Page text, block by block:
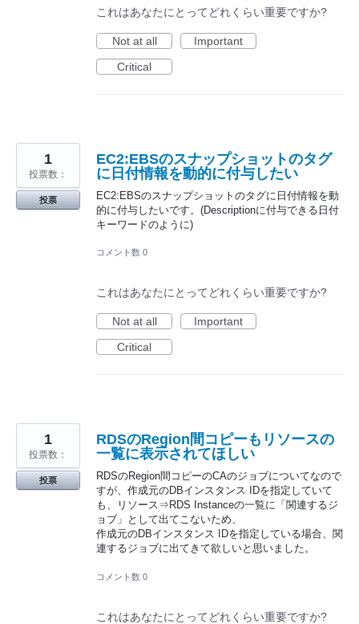
これはあなたにとってどれくらい重要ですか?
Not at all
Important
Critical
EC2:EBSのスナップショットのタグ
に日付情報を動的に付与したい
EC2:EBSのスナップショットのタグに日付情報を動
的に付与したいです。(Descriptionに付与できる日付
キーワードのように)
1
投票数：
投票
コメント数 0
これはあなたにとってどれくらい重要ですか?
Not at all
Important
Critical
RDSのRegion間コピーもリソースの
一覧に表示されてほしい
RDSのRegion間コピーのCAのジョブについてなので
すが、作成元のDBインスタンス IDを指定していて
も、リソース⇒RDS Instanceの一覧に「関連するジ
ョブ」として出てこないため、
作成元のDBインスタンス IDを指定している場合、関
連するジョブに出てきて欲しいと思いました。
1
投票数：
投票
コメント数 0
これはあなたにとってどれくらい重要ですか?